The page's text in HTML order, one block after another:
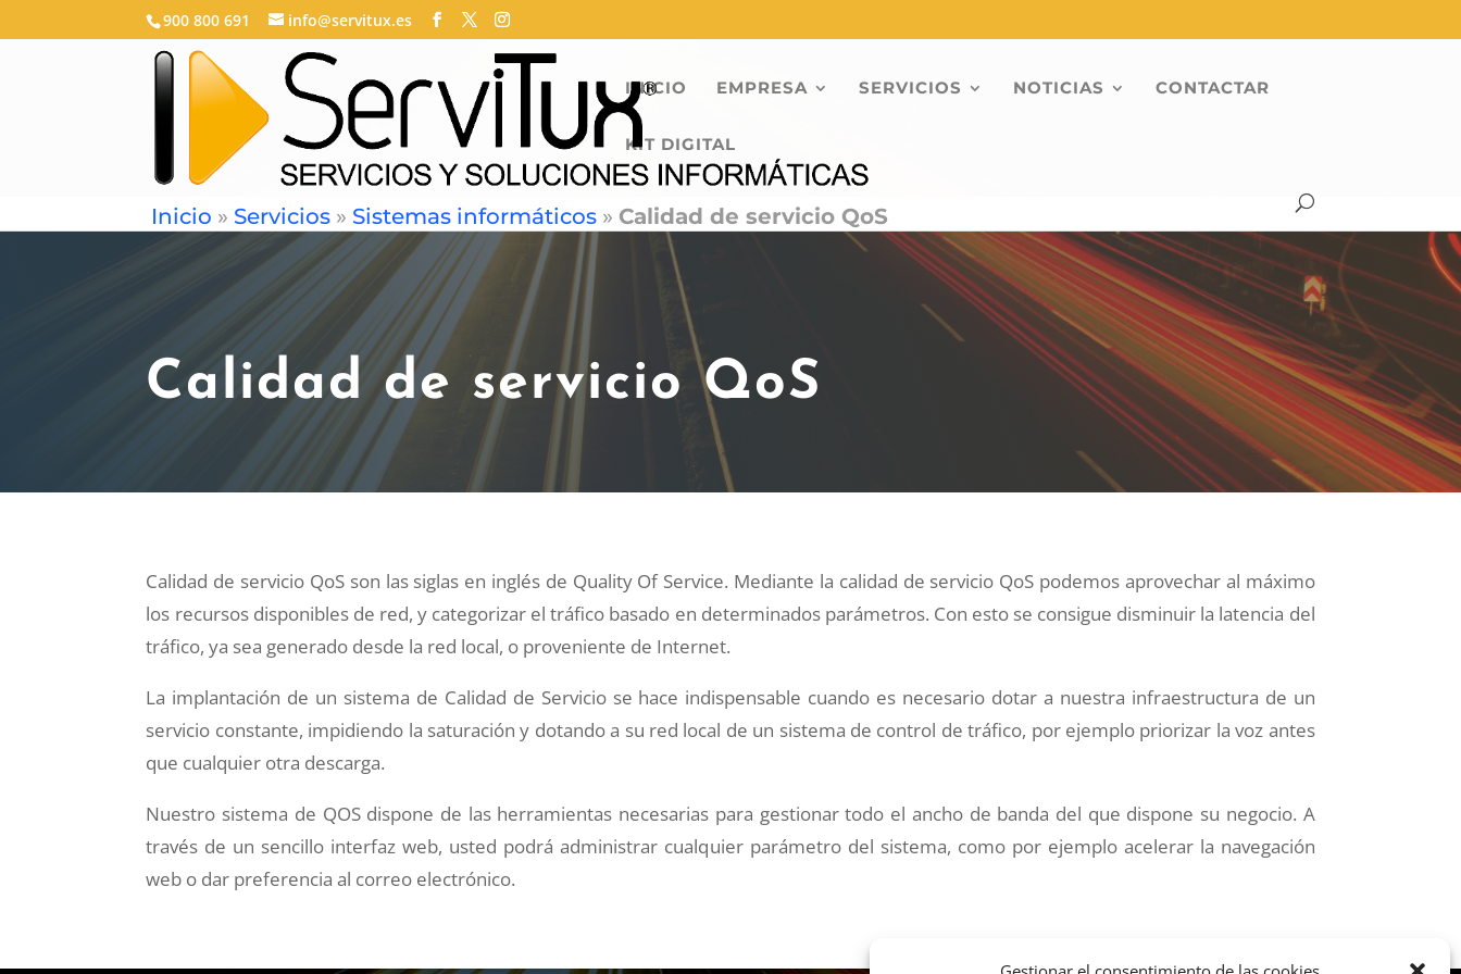
900 800 691 info@servitux.es
INICIO EMPRESA SERVICIOS NOTICIAS CONTACTAR
KIT DIGITAL
Inicio » Servicios » Sistemas informáticos » Calidad de servicio QoS
Calidad de servicio QoS
Calidad de servicio QoS son las siglas en inglés de Quality Of Service. Mediante la calidad de servicio QoS podemos aprovechar al máximo
los recursos disponibles de red, y categorizar el tráfico basado en determinados parámetros. Con esto se consigue disminuir la latencia del
tráfico, ya sea generado desde la red local, o proveniente de Internet.
La implantación de un sistema de Calidad de Servicio se hace indispensable cuando es necesario dotar a nuestra infraestructura de un
servicio constante, impidiendo la saturación y dotando a su red local de un sistema de control de tráfico, por ejemplo priorizar la voz antes
que cualquier otra descarga.
Nuestro sistema de QOS dispone de las herramientas necesarias para gestionar todo el ancho de banda del que dispone su negocio. A
través de un sencillo interfaz web, usted podrá administrar cualquier parámetro del sistema, como por ejemplo acelerar la navegación
web o dar preferencia al correo electrónico.